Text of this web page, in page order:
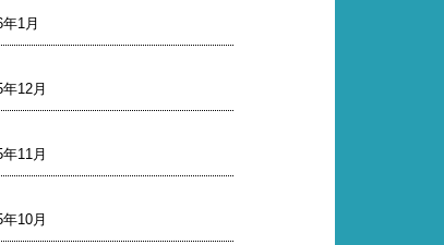
1月
12月
11月
10月